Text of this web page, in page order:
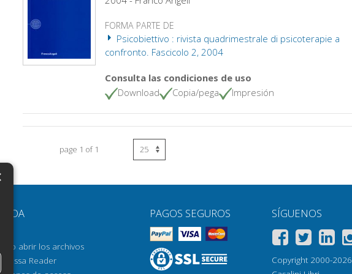
FORMA PARTE DE
Psicobiettivo : rivista quadrimestrale di psicoterapie a
confronto. Fascicolo 2, 2004
Consulta las condiciones de uso
Download
Copia/pega Impresión
page 1 of 1
AYUDA
abrir los archivos
Reader
PAGOS SEGUROS SÍGUENOS
Copyright 2000-2026